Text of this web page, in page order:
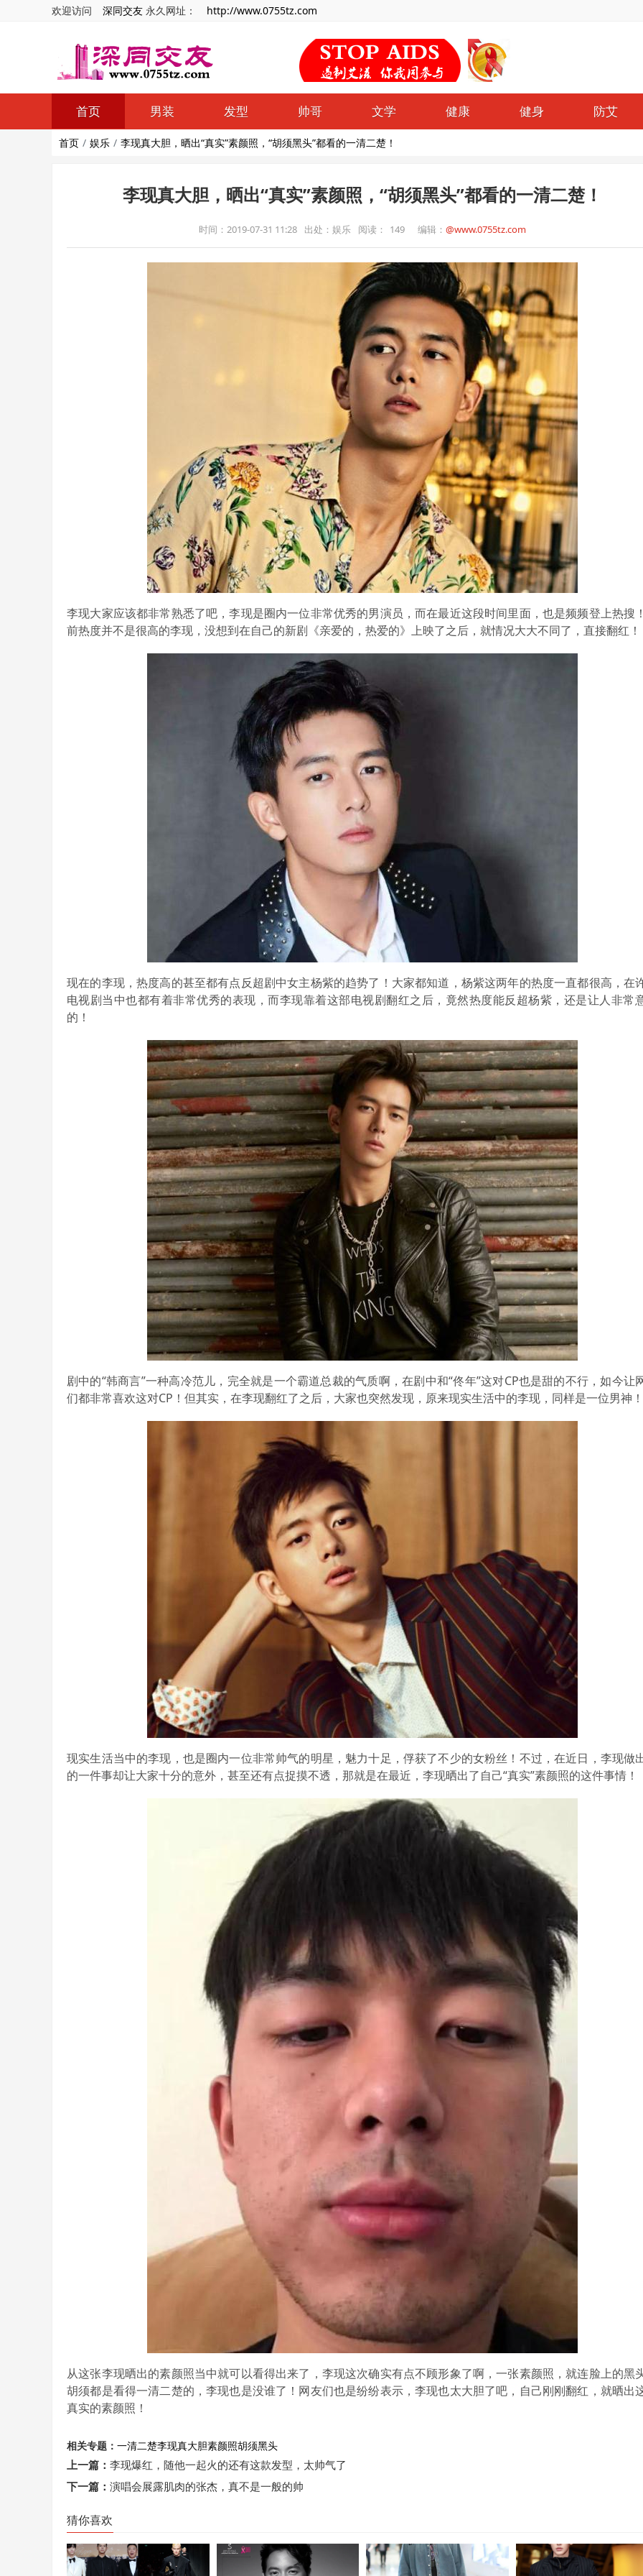
欢迎访问 深同交友 永久网址： http://www.0755tz.com
首页 男装 发型 帅哥 文学 健康 健身 防艾
首页 娱乐 李现真大胆，晒出“真实”素颜照，“胡须黑头”都看的一清二楚！
李现真大胆，晒出“真实”素颜照，“胡须黑头”都看的一清二楚！
时间：2019-07-31 11:28 出处：娱乐 阅读： 149 编辑：@www.0755tz.com
李现大家应该都非常熟悉了吧，李现是圈内一位非常优秀的男演员，而在最近这段时间里面，也是频频登上热搜
前热度并不是很高的李现，没想到在自己的新剧《亲爱的，热爱的》上映了之后，就情况大大不同了，直接翻红！
现在的李现，热度高的甚至都有点反超剧中女主杨紫的趋势了！大家都知道，杨紫这两年的热度一直都很高，在
电视剧当中也都有着非常优秀的表现，而李现靠着这部电视剧翻红之后，竟然热度能反超杨紫，还是让人非常
的！
剧中的“韩商言”一种高冷范儿，完全就是一个霸道总裁的气质啊，在剧中和“佟年”这对CP也是甜的不行，如今让
们都非常喜欢这对CP！但其实，在李现翻红了之后，大家也突然发现，原来现实生活中的李现，同样是一位男神！
现实生活当中的李现，也是圈内一位非常帅气的明星，魅力十足，俘获了不少的女粉丝！不过，在近日，李现做
的一件事却让大家十分的意外，甚至还有点捉摸不透，那就是在最近，李现晒出了自己“真实”素颜照的这件事情！
从这张李现晒出的素颜照当中就可以看得出来了，李现这次确实有点不顾形象了啊，一张素颜照，就连脸上的黑
胡须都是看得一清二楚的，李现也是没谁了！网友们也是纷纷表示，李现也太大胆了吧，自己刚刚翻红，就晒出
真实的素颜照！
相关专题： 一清二楚李现真大胆素颜照胡须黑头
上一篇： 李现爆红，随他一起火的还有这款发型，太帅气了
下一篇： 演唱会展露肌肉的张杰，真不是一般的帅
猜你喜欢